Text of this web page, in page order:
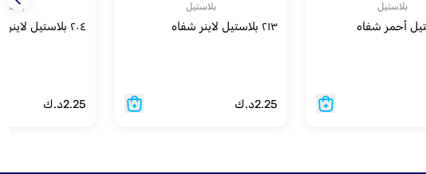
بلاستيل بلاستيل
٢١٣ بلاستيل لاينر شفاه
2.25د.ك
٢٠٤ بلاستيل لاينر شفاه
2.25د.ك